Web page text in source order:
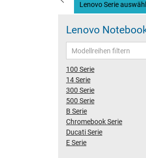
Lenovo Serie
Lenovo
100 Serie
14 Serie
300 Serie
500 Serie
B Serie
Chromebook Serie
Ducati Serie
E Serie